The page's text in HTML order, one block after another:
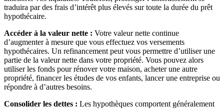
traduira par des frais d’intérêt plus élevés sur toute la durée du prêt
hypothécaire.
Accéder à la valeur nette : Votre valeur nette continue
d’augmenter à mesure que vous effectuez vos versements
hypothécaires. Un refinancement peut vous permettre d’utiliser une
partie de la valeur nette dans votre propriété. Vous pouvez alors
utiliser les fonds pour rénover votre maison, acheter une autre
propriété, financer les études de vos enfants, lancer une entreprise ou
répondre à d’autres besoins.
Consolider les dettes : Les hypothèques comportent généralement